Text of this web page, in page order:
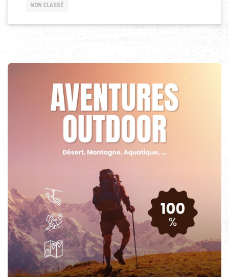
NON CLASSÉ